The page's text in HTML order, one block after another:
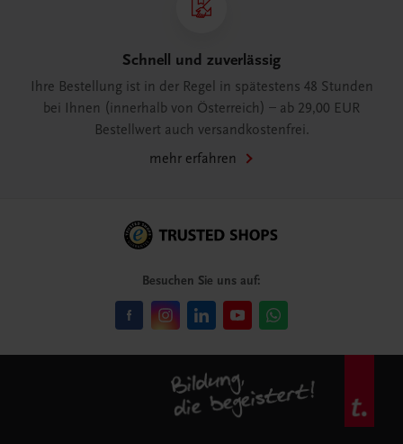
Schnell und zuverlässig
Ihre Bestellung ist in der Regel in spätestens 48 Stunden
bei Ihnen (innerhalb von Österreich) – ab 29,00 EUR
Bestellwert auch versandkostenfrei.
mehr erfahren
Besuchen Sie uns auf: